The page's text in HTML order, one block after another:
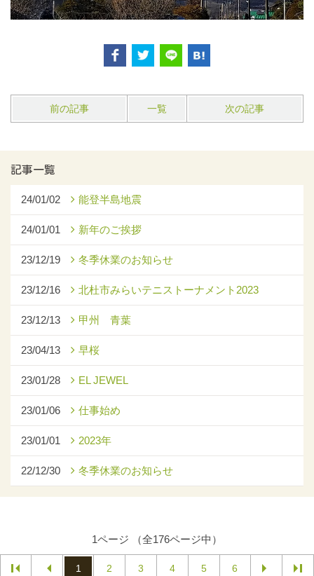
前の記事 一覧 次の記事
記事一覧
24/01/02 能登半島地震
24/01/01 新年のご挨拶
23/12/19 冬季休業のお知らせ
23/12/16 北杜市みらいテニストーナメント2023
23/12/13 甲州 青葉
23/04/13 早桜
23/01/28 EL JEWEL
23/01/06 仕事始め
23/01/01 2023年
22/12/30 冬季休業のお知らせ
1ページ （全176ページ中）
1 2 3 4 5 6